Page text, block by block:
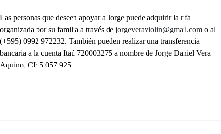
Las personas que deseen apoyar a Jorge puede adquirir la rifa
organizada por su familia a través de jorgeveraviolin@gmail.com o al
(+595) 0992 972232. También pueden realizar una transferencia
bancaria a la cuenta Itaú 720003275 a nombre de Jorge Daniel Vera
Aquino, CI: 5.057.925.